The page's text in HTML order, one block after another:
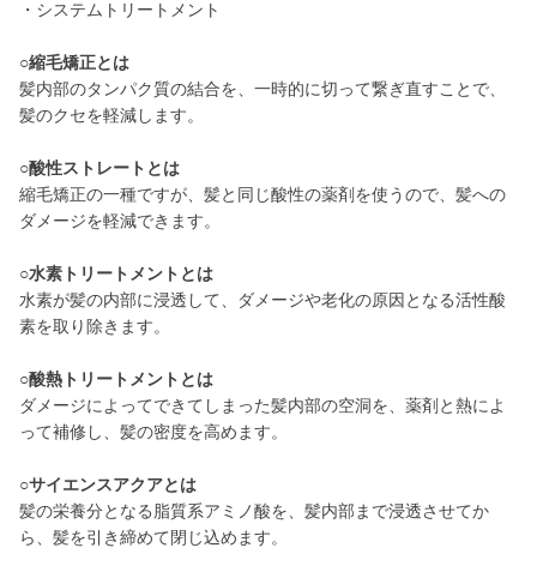
・システムトリートメント
○縮毛矯正とは
髪内部のタンパク質の結合を、一時的に切って繋ぎ直すことで、
髪のクセを軽減します。
○酸性ストレートとは
縮毛矯正の一種ですが、髪と同じ酸性の薬剤を使うので、髪への
ダメージを軽減できます。
○水素トリートメントとは
水素が髪の内部に浸透して、ダメージや老化の原因となる活性酸
素を取り除きます。
○酸熱トリートメントとは
ダメージによってできてしまった髪内部の空洞を、薬剤と熱によ
って補修し、髪の密度を高めます。
○サイエンスアクアとは
髪の栄養分となる脂質系アミノ酸を、髪内部まで浸透させてか
ら、髪を引き締めて閉じ込めます。